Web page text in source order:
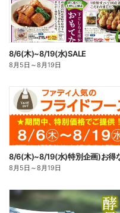
8/6(木)~8/19(水)SALE
8月5日 ～8月19日
8月5日 ～8月19日